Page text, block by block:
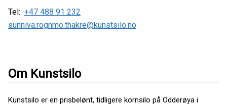
Tel: +47 488 91 232
sunniva.rognmo.thakre@kunstsilo.no
Om Kunstsilo
Kunstsilo er en prisbelønt, tidligere kornsilo på Odderøya i